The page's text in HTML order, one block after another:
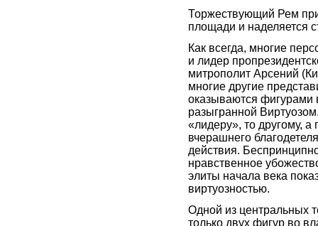
Торжествующий Рем
площади и наделяется
Как всегда, многие
и лидер
митрополит Арсений
многие другие
оказываются
разыгранной
«лидеру», то другому, а
вчерашнего
действия.
нравственное
элиты начала века
виртуозностью.
Одной из центральных
только двух фигур во